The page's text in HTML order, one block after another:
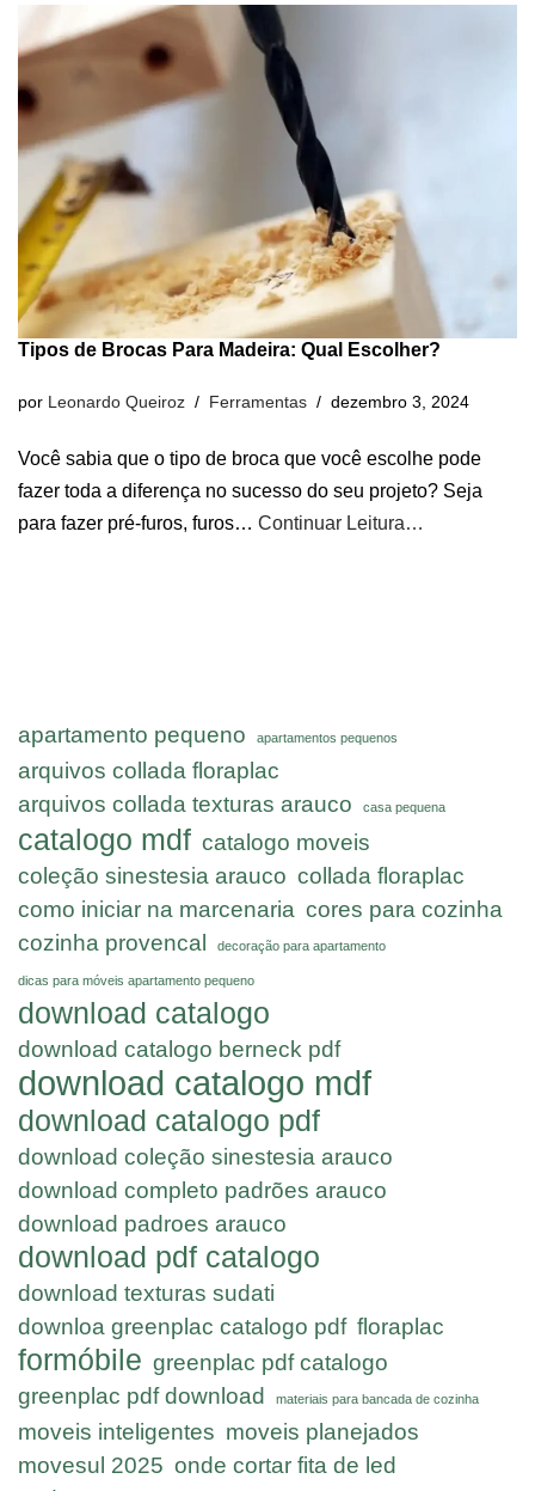
Tipos de Brocas Para Madeira: Qual Escolher?
por Leonardo Queiroz Ferramentas dezembro 3, 2024
Você sabia que o tipo de broca que você escolhe pode
fazer toda a diferença no sucesso do seu projeto? Seja
para fazer pré-furos, furos… Continuar Leitura…
apartamento pequeno apartamentos pequenos
arquivos collada floraplac
arquivos collada texturas arauco
casa pequena
catalogo mdf catalogo moveis
coleção sinestesia arauco collada floraplac
como iniciar na marcenaria cores para cozinha
cozinha provencal
decoração para apartamento
dicas para móveis apartamento pequeno
download catalogo
download catalogo berneck pdf
download catalogo mdf
download catalogo pdf
download coleção sinestesia arauco
download completo padrões arauco
download padroes arauco
download pdf catalogo
download texturas sudati
downloa greenplac catalogo pdf floraplac
formóbile greenplac pdf catalogo
greenplac pdf download
materiais para bancada de cozinha
moveis inteligentes moveis planejados
movesul 2025 onde cortar fita de led